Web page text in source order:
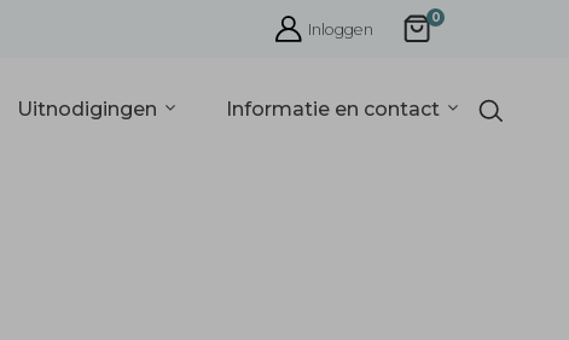
Inloggen
0
Uitnodigingen Informatie en contact